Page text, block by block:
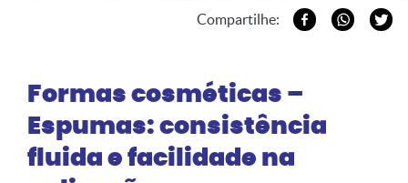
Compartilhe:
Formas cosméticas –
Espumas: consistência
fluida e facilidade na